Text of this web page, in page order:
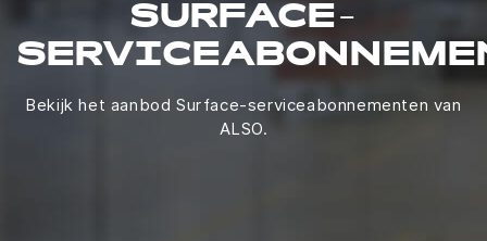
SURFACE-
Bekijk het aanbod Surface-serviceabonnementen van
ALSO.